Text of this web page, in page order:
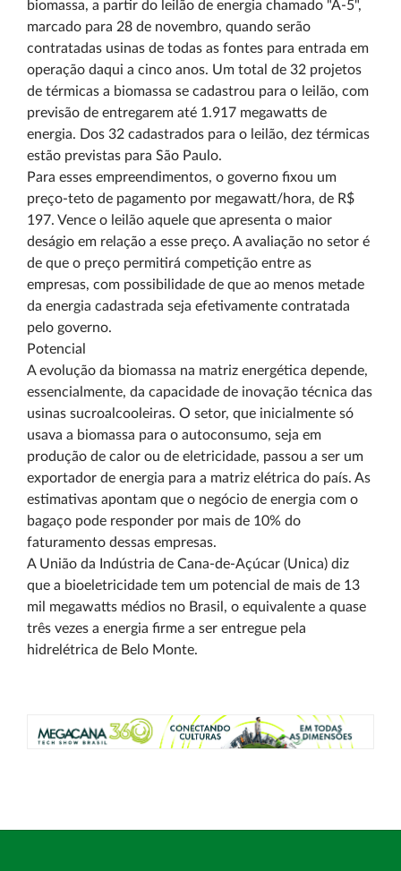
biomassa, a partir do leilão de energia chamado "A-5",
marcado para 28 de novembro, quando serão
contratadas usinas de todas as fontes para entrada em
operação daqui a cinco anos. Um total de 32 projetos
de térmicas a biomassa se cadastrou para o leilão, com
previsão de entregarem até 1.917 megawatts de
energia. Dos 32 cadastrados para o leilão, dez térmicas
estão previstas para São Paulo.
Para esses empreendimentos, o governo fixou um
preço-teto de pagamento por megawatt/hora, de R$
197. Vence o leilão aquele que apresenta o maior
deságio em relação a esse preço. A avaliação no setor é
de que o preço permitirá competição entre as
empresas, com possibilidade de que ao menos metade
da energia cadastrada seja efetivamente contratada
pelo governo.
Potencial
A evolução da biomassa na matriz energética depende,
essencialmente, da capacidade de inovação técnica das
usinas sucroalcooleiras. O setor, que inicialmente só
usava a biomassa para o autoconsumo, seja em
produção de calor ou de eletricidade, passou a ser um
exportador de energia para a matriz elétrica do país. As
estimativas apontam que o negócio de energia com o
bagaço pode responder por mais de 10% do
faturamento dessas empresas.
A União da Indústria de Cana-de-Açúcar (Unica) diz
que a bioeletricidade tem um potencial de mais de 13
mil megawatts médios no Brasil, o equivalente a quase
três vezes a energia firme a ser entregue pela
hidrelétrica de Belo Monte.